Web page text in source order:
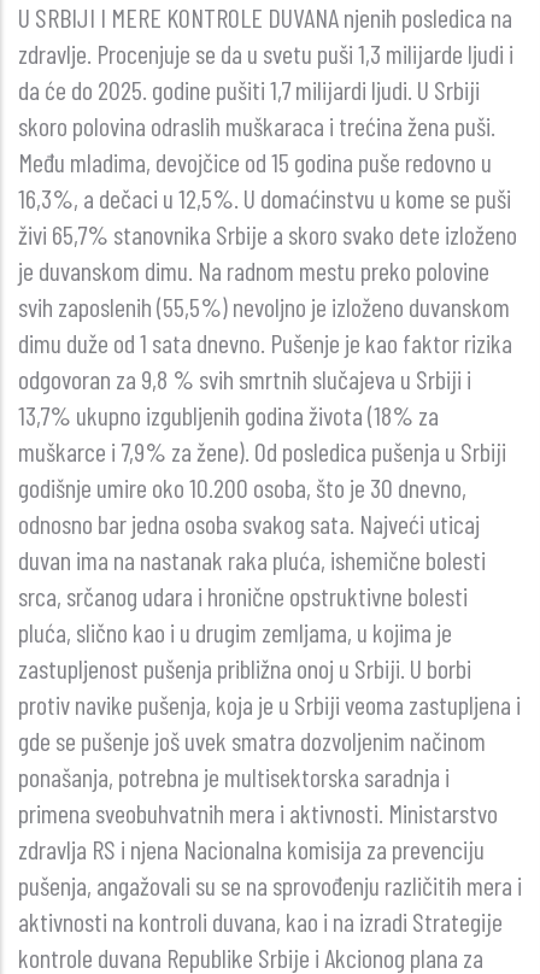
U SRBIJI I MERE KONTROLE DUVANA njenih posledica na
zdravlje. Procenjuje se da u svetu puši 1,3 milijarde ljudi i
da će do 2025. godine pušiti 1,7 milijardi ljudi. U Srbiji
skoro polovina odraslih muškaraca i trećina žena puši.
Među mladima, devojčice od 15 godina puše redovno u
16,3%, a dečaci u 12,5%. U domaćinstvu u kome se puši
živi 65,7% stanovnika Srbije a skoro svako dete izloženo
je duvanskom dimu. Na radnom mestu preko polovine
svih zaposlenih (55,5%) nevoljno je izloženo duvanskom
dimu duže od 1 sata dnevno. Pušenje je kao faktor rizika
odgovoran za 9,8 % svih smrtnih slučajeva u Srbiji i
13,7% ukupno izgubljenih godina života (18% za
muškarce i 7,9% za žene). Od posledica pušenja u Srbiji
godišnje umire oko 10.200 osoba, što je 30 dnevno,
odnosno bar jedna osoba svakog sata. Najveći uticaj
duvan ima na nastanak raka pluća, ishemične bolesti
srca, srčanog udara i hronične opstruktivne bolesti
pluća, slično kao i u drugim zemljama, u kojima je
zastupljenost pušenja približna onoj u Srbiji. U borbi
protiv navike pušenja, koja je u Srbiji veoma zastupljena i
gde se pušenje još uvek smatra dozvoljenim načinom
ponašanja, potrebna je multisektorska saradnja i
primena sveobuhvatnih mera i aktivnosti. Ministarstvo
zdravlja RS i njena Nacionalna komisija za prevenciju
pušenja, angažovali su se na sprovođenju različitih mera i
aktivnosti na kontroli duvana, kao i na izradi Strategije
kontrole duvana Republike Srbije i Akcionog plana za